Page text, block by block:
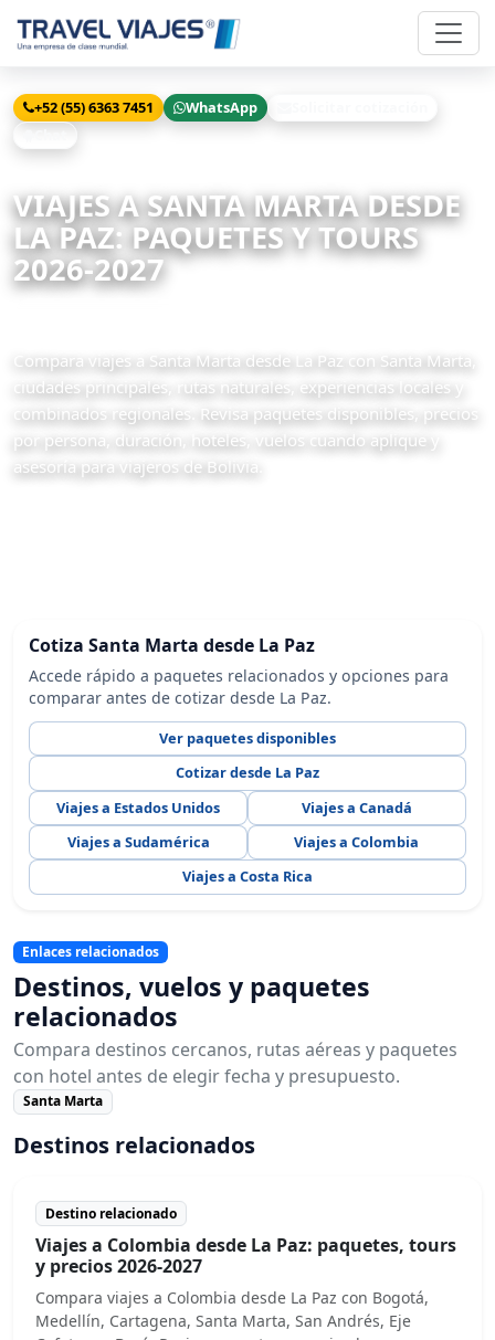
+52 (55) 6363 7451 WhatsApp
VIAJES A SANTA MARTA DESDE
LA PAZ: PAQUETES Y TOURS
2026-2027
Compara viajes a Santa Marta desde La Paz con Santa Marta,
ciudades principales, rutas naturales, experiencias locales y
combinados regionales. Revisa paquetes disponibles, precios
por persona, duración, hoteles, vuelos cuando aplique y
asesoría para viajeros de Bolivia.
Cotiza Santa Marta desde La Paz
Accede rápido a paquetes relacionados y opciones para
comparar antes de cotizar desde La Paz.
Ver paquetes disponibles
Cotizar desde La Paz
Viajes a Estados Unidos
Viajes a Canadá
Viajes a Sudamérica
Viajes a Colombia
Viajes a Costa Rica
Enlaces relacionados
Destinos, vuelos y paquetes
relacionados
Compara destinos cercanos, rutas aéreas y paquetes
con hotel antes de elegir fecha y presupuesto.
Santa Marta
Destinos relacionados
Destino relacionado
Viajes a Colombia desde La Paz: paquetes, tours
y precios 2026-2027
Compara viajes a Colombia desde La Paz con Bogotá,
Medellín, Cartagena, Santa Marta, San Andrés, Eje